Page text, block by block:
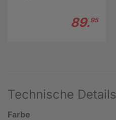
89.95
Technische Details
Farbe